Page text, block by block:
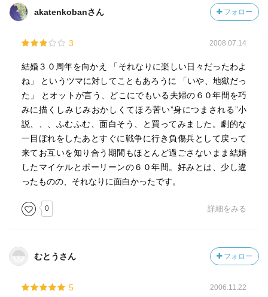
akatenkobanさん フォロー
3 2008.07.14
結婚３０周年を向かえ 「それなりに楽しい日々だったわよ
ね」 というツマに対してこともあろうに 「いや、地獄だっ
た」 とオットが言う、どこにでもいる夫婦の６０年間を巧
みに描くしみじみおかしくてほろ苦い”身につまされる”小
説、、、ふむふむ、面白そう、と買ってみました。劇的な
一目ぼれをしたあとすぐに戦争に行き負傷兵として戻って
来てお互いを知り合う期間もほとんど過ごさないまま結婚
したマイケルとポーリーンの６０年間。好みとは、少し違
ったものの、それなりに面白かったです。
0 詳細をみる
むとうさん フォロー
5 2006.11.22